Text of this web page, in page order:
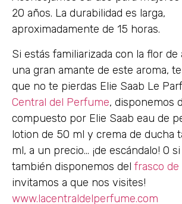
20 años. La durabilidad es larga,
aproximadamente de 15 horas.
Si estás familiarizada con la flor de
una gran amante de este aroma,
que no te pierdas Elie Saab Le
Central del Perfume, disponemos
compuesto por Elie Saab eau de
lotion de 50 ml y crema de ducha
ml, a un precio… ¡de escándalo! O
también disponemos del frasco de
invitamos a que nos visites!
www.lacentraldelperfume.com